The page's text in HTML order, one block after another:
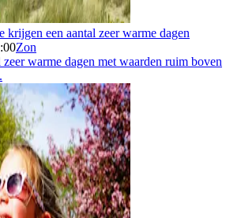
krijgen een aantal zeer warme dagen
Zon
warme dagen met waarden ruim boven